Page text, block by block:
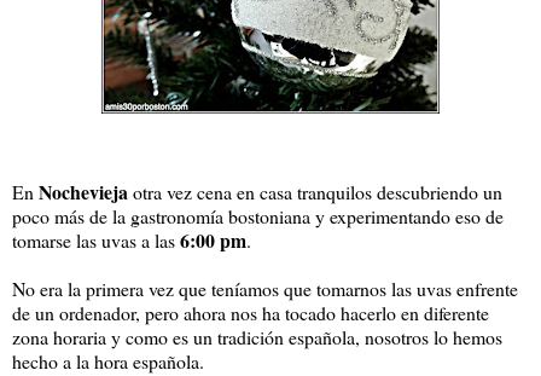
EnNocheviejaotra vez cena en casa tranquilos descubriendo un
poco más de la gastronomía bostoniana y experimentando eso de
tomarse las uvas a las6:00 pm.
No era la primera vez que teníamos que tomarnos las uvas enfrente
de un ordenador, pero ahora nos ha tocado hacerlo en diferente
zona horaria y como es un tradición española, nosotros lo hemos
hecho a la hora española.